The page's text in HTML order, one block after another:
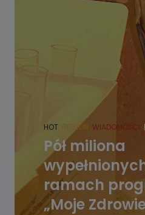
HOT REGION WIADOMOŚCI
Pół miliona
ramach
„Moje